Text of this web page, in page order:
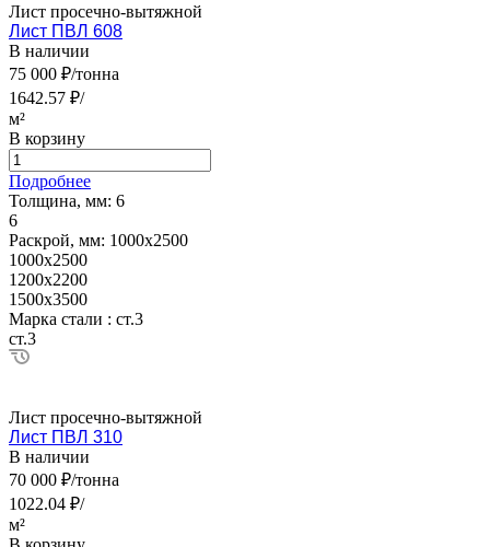
Лист просечно-вытяжной
Лист ПВЛ 608
В наличии
75 000 ₽/тонна
1642.57 ₽/
м²
В корзину
Подробнее
Толщина, мм: 6
6
Раскрой, мм: 1000х2500
1000х2500
1200х2200
1500х3500
Марка стали : ст.3
ст.3
Лист просечно-вытяжной
Лист ПВЛ 310
В наличии
70 000 ₽/тонна
1022.04 ₽/
м²